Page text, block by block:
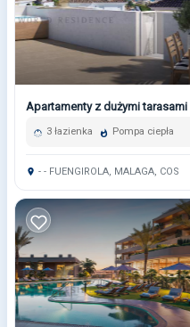
Apartamenty z dużymi
3 łazienka Pompa ciepła
- - FUENGIROLA, MALAGA, COS